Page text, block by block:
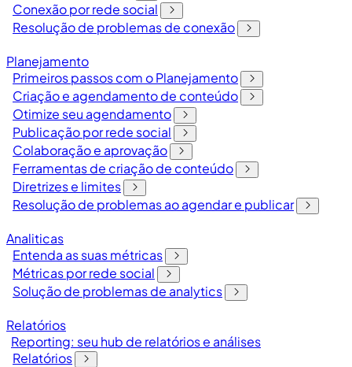
Conexão por rede social
Resolução de problemas de conexão
Planejamento
Primeiros passos com o Planejamento
Criação e agendamento de conteúdo
Otimize seu agendamento
Publicação por rede social
Colaboração e aprovação
Ferramentas de criação de conteúdo
Diretrizes e limites
Resolução de problemas ao agendar e publicar
Analiticas
Entenda as suas métricas
Métricas por rede social
Solução de problemas de analytics
Relatórios
Reporting: seu hub de relatórios e análises
Relatórios